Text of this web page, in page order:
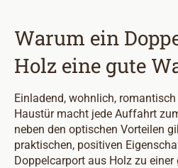
Warum ein
Holz eine gute
Einladend, wohnlich,
Haustür macht jede Auffahrt
neben den optischen Vorteilen
praktischen, positiven
Doppelcarport aus Holz zu